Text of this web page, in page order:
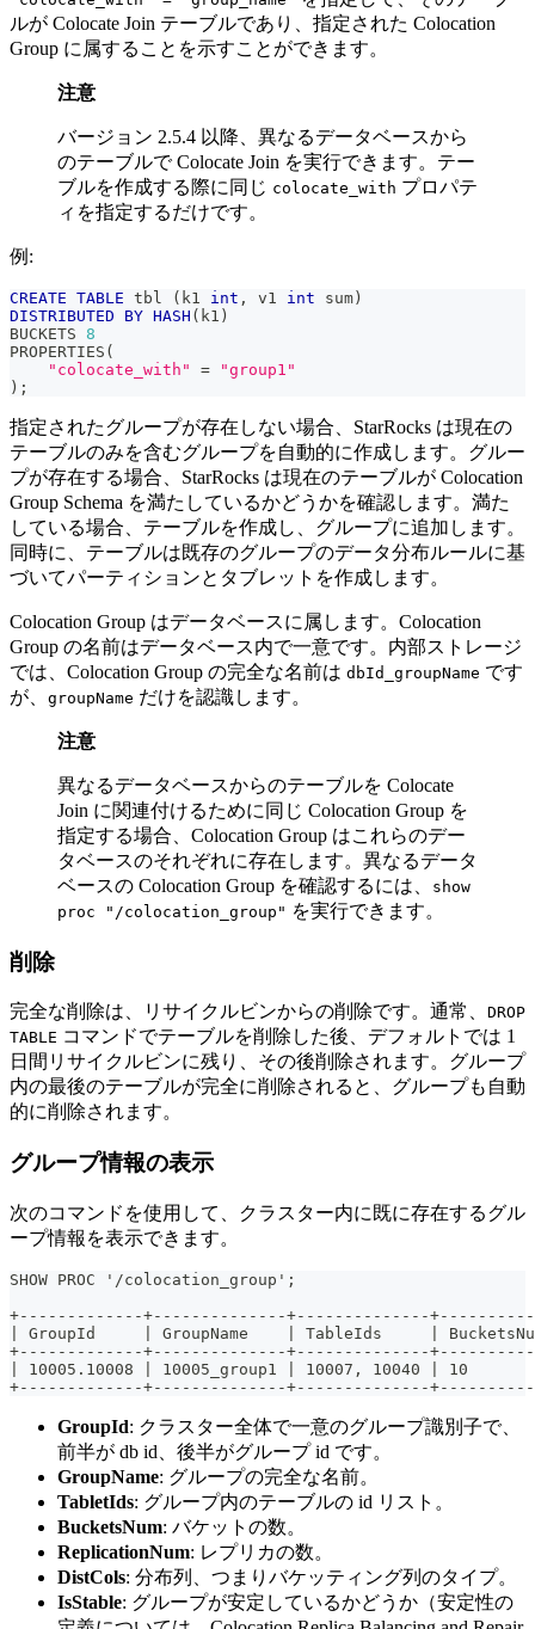
ルが Colocate Join テーブルであり、指定された Colocation
Group に属することを示すことができます。
注意
バージョン 2.5.4 以降、異なるデータベースから
のテーブルで Colocate Join を実行できます。テー
ブルを作成する際に同じ colocate_with プロパテ
ィを指定するだけです。
例:
CREATE TABLE tbl ( k1 int , v1 int sum )
DISTRIBUTED
BY HASH ( k1 )
BUCKETS 8
PROPERTIES (
"colocate_with"
=
"group1"
) ;
指定されたグループが存在しない場合、StarRocks は現在の
テーブルのみを含むグループを自動的に作成します。グルー
プが存在する場合、StarRocks は現在のテーブルが Colocation
Group Schema を満たしているかどうかを確認します。満た
している場合、テーブルを作成し、グループに追加します。
同時に、テーブルは既存のグループのデータ分布ルールに基
づいてパーティションとタブレットを作成します。
Colocation Group はデータベースに属します。Colocation
Group の名前はデータベース内で一意です。内部ストレージ
では、Colocation Group の完全な名前は dbId_groupName です
が、 groupName だけを認識します。
注意
異なるデータベースからのテーブルを Colocate
Join に関連付けるために同じ Colocation Group を
指定する場合、Colocation Group はこれらのデー
タベースのそれぞれに存在します。異なるデータ
ベースの Colocation Group を確認するには、
show
proc "/colocation_group" を実行できます。
削除
完全な削除は、リサイクルビンからの削除です。通常、 DROP
TABLE コマンドでテーブルを削除した後、デフォルトでは 1
日間リサイクルビンに残り、その後削除されます。グループ
内の最後のテーブルが完全に削除されると、グループも自動
的に削除されます。
グループ情報の表示
次のコマンドを使用して、クラスター内に既に存在するグル
ープ情報を表示できます。
SHOW PROC '/colocation_group';
+-------------+--------------+--------------
| GroupId     | GroupName    | TableIds     |
+-------------+--------------+--------------
| 10005.10008 | 10005_group1 | 10007, 10040
+-------------+--------------+--------------
GroupId: クラスター全体で一意のグループ識別子で、
前半が db id、後半がグループ id です。
GroupName: グループの完全な名前。
TabletIds: グループ内のテーブルの id リスト。
BucketsNum: バケットの数。
ReplicationNum: レプリカの数。
DistCols: 分布列、つまりバケッティング列のタイプ。
IsStable: グループが安定しているかどうか（安定性の